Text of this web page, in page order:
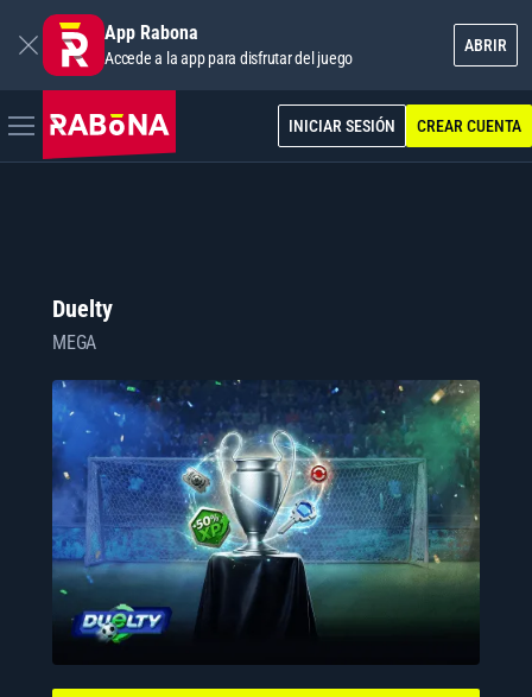
App Rabona
Accede a la app para disfrutar del juego
ABRIR
INICIAR SESIÓN CREAR CUENTA
Duelty
MEGA